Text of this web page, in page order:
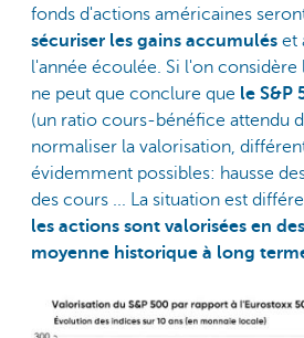
fonds d'actions américaines
sécuriser les gains accumulés et
l'année écoulée. Si l'on considère
ne peut que conclure que le S&P
(un ratio cours-bénéfice attendu
normaliser la valorisation,
évidemment possibles: hausse
des cours ... La situation est
les actions sont valorisées en
moyenne historique à long